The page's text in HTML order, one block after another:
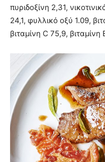
πυριδοξίνη 2,31,
24,1, φυλλικό οξύ 1.09,
βιταμίνη C 75,9,